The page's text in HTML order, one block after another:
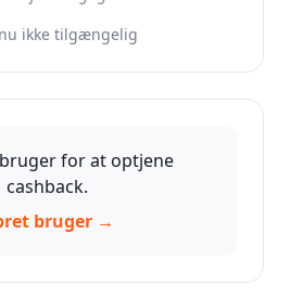
ikke tilgængelig
for at optjene
cashback.
bruger →